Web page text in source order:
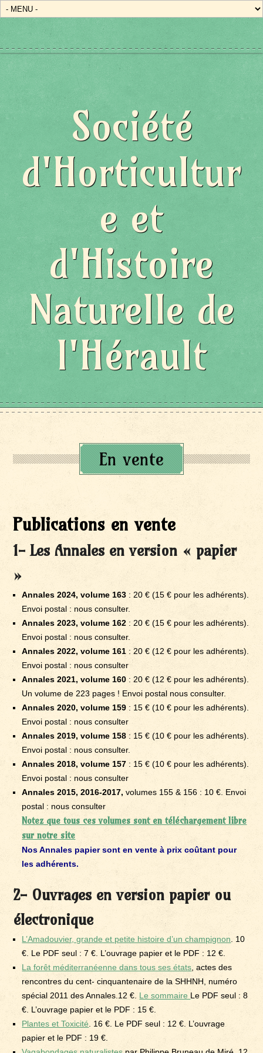
Société
d'Horticultur
e et
d'Histoire
Naturelle de
l'Hérault
En vente
Publications en vente
1- Les Annales en version « papier
»
Annales 2024, volume 163 : 20 € (15 € pour les adhérents).
Envoi postal : nous consulter.
Annales 2023, volume 162 : 20 € (15 € pour les adhérents).
Envoi postal : nous consulter.
Annales 2022, volume 161 : 20 € (12 € pour les adhérents).
Envoi postal : nous consulter
Annales 2021, volume 160 : 20 € (12 € pour les adhérents).
Un volume de 223 pages ! Envoi postal nous consulter.
Annales 2020, volume 159 : 15 € (10 € pour les adhérents).
Envoi postal : nous consulter
Annales 2019, volume 158 : 15 € (10 € pour les adhérents).
Envoi postal : nous consulter.
Annales 2018, volume 157 : 15 € (10 € pour les adhérents).
Envoi postal : nous consulter
Annales 2015, 2016-2017, volumes 155 & 156 : 10 €. Envoi
postal : nous consulter
Notez que tous ces volumes sont en téléchargement libre
sur notre site
Nos Annales papier sont en vente à prix coûtant pour
les adhérents.
2- Ouvrages en version papier ou
électronique
L’Amadouvier, grande et petite histoire d’un champignon . 10
€. Le PDF seul : 7 €. L’ouvrage papier et le PDF : 12 €.
La forêt méditerranéenne dans tous ses états , actes des
rencontres du cent- cinquantenaire de la SHHNH, numéro
spécial 2011 des Annales.12 €. Le sommaire Le PDF seul : 8
€. L’ouvrage papier et le PDF : 15 €.
Plantes et Toxicité . 16 €. Le PDF seul : 12 €. L’ouvrage
papier et le PDF : 19 €.